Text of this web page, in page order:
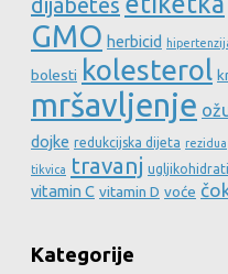
dijabetes
GMO herbicid
bolesti kolesterol
mršavljenje
dojke redukcijska dijeta rezidua
tikvica travanj ugljikohidrati
vitamin C vitamin D voće
Kategorije